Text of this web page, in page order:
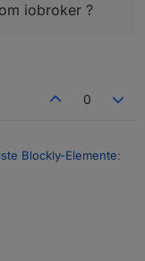
iobroker ?
0
Blockly-Elemente:
was diese Blockly